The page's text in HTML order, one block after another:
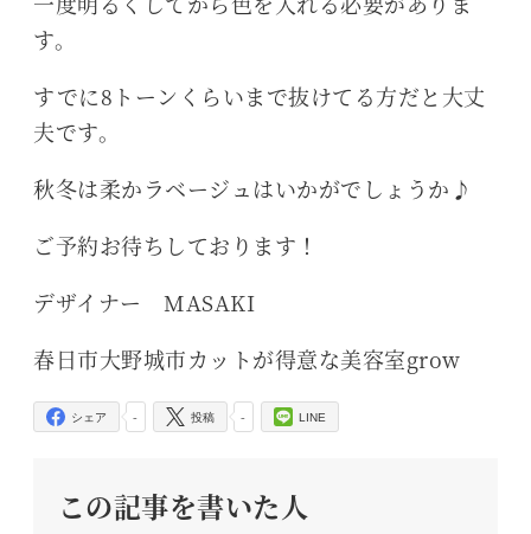
す。
すでに8トーンくらいまで抜けてる方だと大丈
夫です。
秋冬は柔かラベージュはいかがでしょうか♪
ご予約お待ちしております！
デザイナー MASAKI
春日市大野城市カットが得意な美容室grow
-
シェア -
投稿 LINE
この記事を書いた人